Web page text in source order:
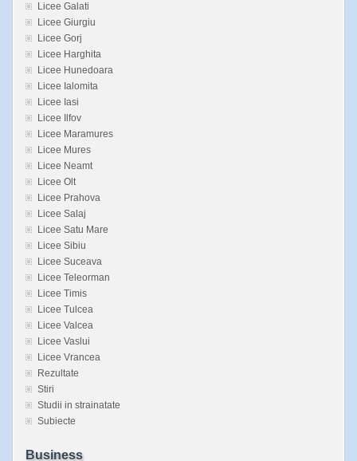
Licee Galati
Licee Giurgiu
Licee Gorj
Licee Harghita
Licee Hunedoara
Licee Ialomita
Licee Iasi
Licee Ilfov
Licee Maramures
Licee Mures
Licee Neamt
Licee Olt
Licee Prahova
Licee Salaj
Licee Satu Mare
Licee Sibiu
Licee Suceava
Licee Teleorman
Licee Timis
Licee Tulcea
Licee Valcea
Licee Vaslui
Licee Vrancea
Rezultate
Stiri
Studii in strainatate
Subiecte
Business